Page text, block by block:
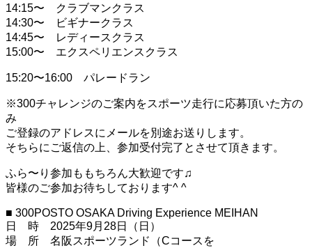
14:15〜 クラブマンクラス
14:30〜 ビギナークラス
14:45〜 レディースクラス
15:00〜 エクスペリエンスクラス
15:20〜16:00 パレードラン
※300チャレンジのご案内をスポーツ走行に応募頂いた方の
み
ご登録のアドレスにメールを別途お送りします。
そちらにご返信の上、参加受付完了とさせて頂きます。
ふら〜り参加ももちろん大歓迎です♫
皆様のご参加お待ちしております^ ^
■ 300POSTO OSAKA Driving Experience MEIHAN
日 時 2025年9月28日（日）
場 所 名阪スポーツランド（Cコースを